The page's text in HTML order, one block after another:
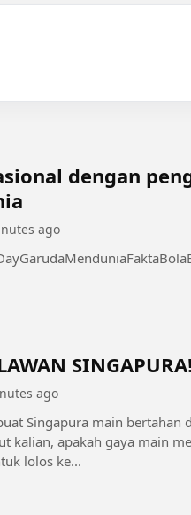
dengan
ago
ago
Singapura main bertahan
kalian, apakah gaya main
lolos ke...